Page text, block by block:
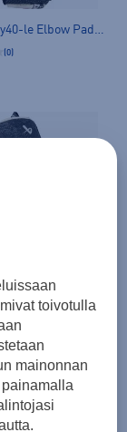
S25 Vapor Fly40-le Elbow Pad-JR - kyynärsuoja
(0)
(0)
toivotulla
mainonnan